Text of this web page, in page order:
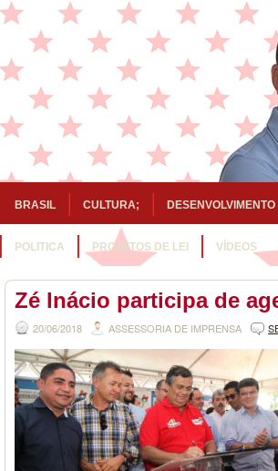
BRASIL CULTURA; DESENVOLVIMENTO
POLITICA PROJETOS DE LEI VÍDEOS
Zé Inácio participa de
20/06/2018 ASSESSORIA DE IMPRENSA